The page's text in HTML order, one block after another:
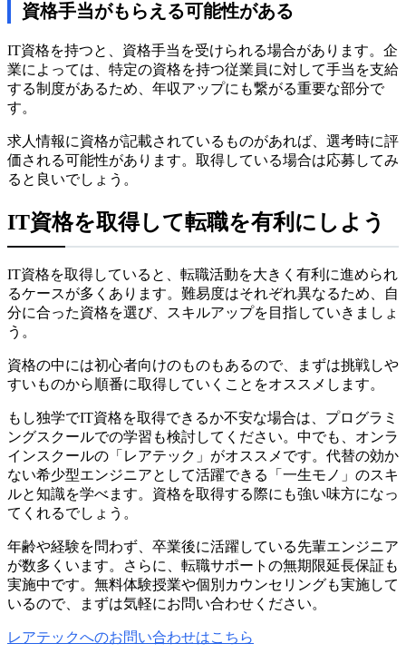
資格手当がもらえる可能性がある
IT資格を持つと、資格手当を受けられる場合があります。企
業によっては、特定の資格を持つ従業員に対して手当を支給
する制度があるため、年収アップにも繋がる重要な部分で
す。
求人情報に資格が記載されているものがあれば、選考時に評
価される可能性があります。取得している場合は応募してみ
ると良いでしょう。
IT資格を取得して転職を有利にしよう
IT資格を取得していると、転職活動を大きく有利に進められ
るケースが多くあります。難易度はそれぞれ異なるため、自
分に合った資格を選び、スキルアップを目指していきましょ
う。
資格の中には初心者向けのものもあるので、まずは挑戦しや
すいものから順番に取得していくことをオススメします。
もし独学でIT資格を取得できるか不安な場合は、プログラミ
ングスクールでの学習も検討してください。中でも、オンラ
インスクールの「レアテック」がオススメです。代替の効か
ない希少型エンジニアとして活躍できる「一生モノ」のスキ
ルと知識を学べます。資格を取得する際にも強い味方になっ
てくれるでしょう。
年齢や経験を問わず、卒業後に活躍している先輩エンジニア
が数多くいます。さらに、転職サポートの無期限延長保証も
実施中です。無料体験授業や個別カウンセリングも実施して
いるので、まずは気軽にお問い合わせください。
レアテックへのお問い合わせはこちら